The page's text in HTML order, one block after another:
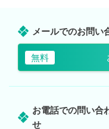
メールでのお問い
無料
お電話での問い合
せ